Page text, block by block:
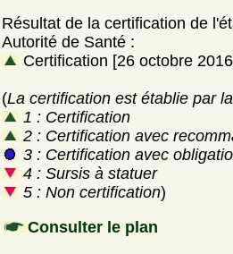
Résultat de la certification de
Autorité de Santé :
Certification [26 octobre
(La certification est établie par
1 : Certification
2 : Certification avec
3 : Certification avec
4 : Sursis à statuer
5 : Non certification)
Consulter le plan